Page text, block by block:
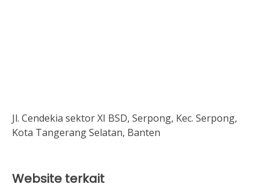
Jl. Cendekia sektor XI BSD, Serpong, Kec. Serpong,
Kota Tangerang Selatan, Banten
Website terkait